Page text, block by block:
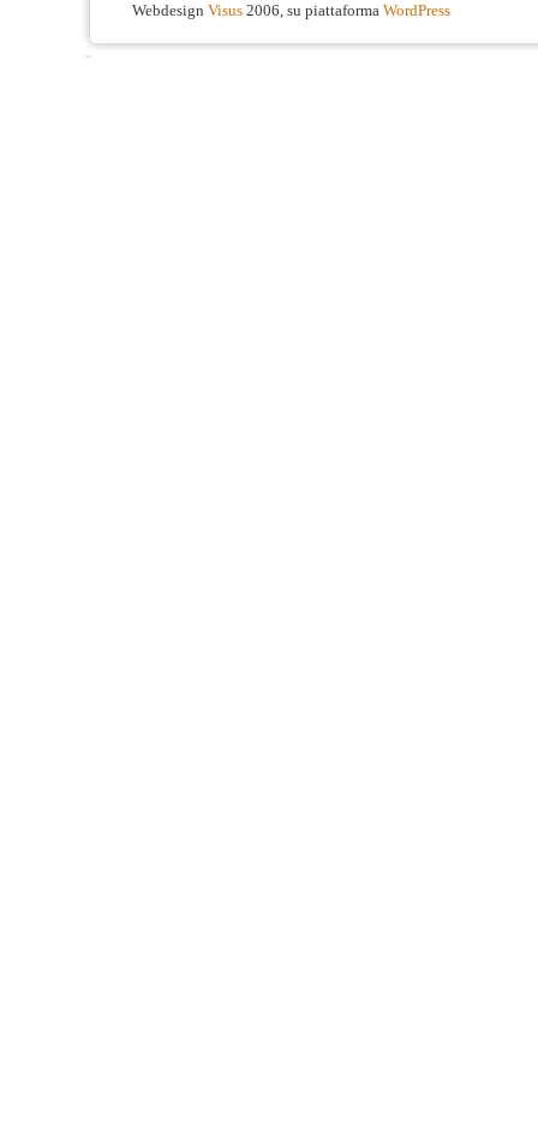
Webdesign Visus 2006, su piattaforma WordPress